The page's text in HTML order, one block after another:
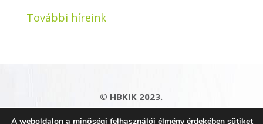
További híreink
© HBKIK 2023.
Adatkezelési tájékoztató|Impresszum|
A weboldalon a minőségi felhasználói élmény érdekében sütiket